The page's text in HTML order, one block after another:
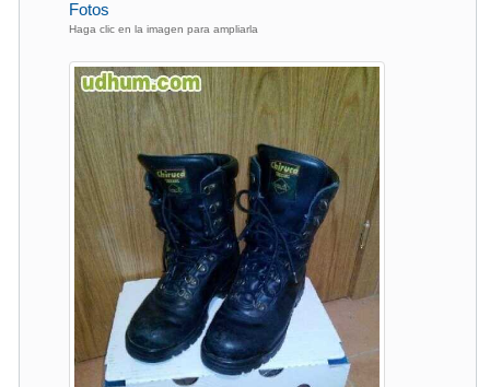
Fotos
Haga clic en la imagen para ampliarla